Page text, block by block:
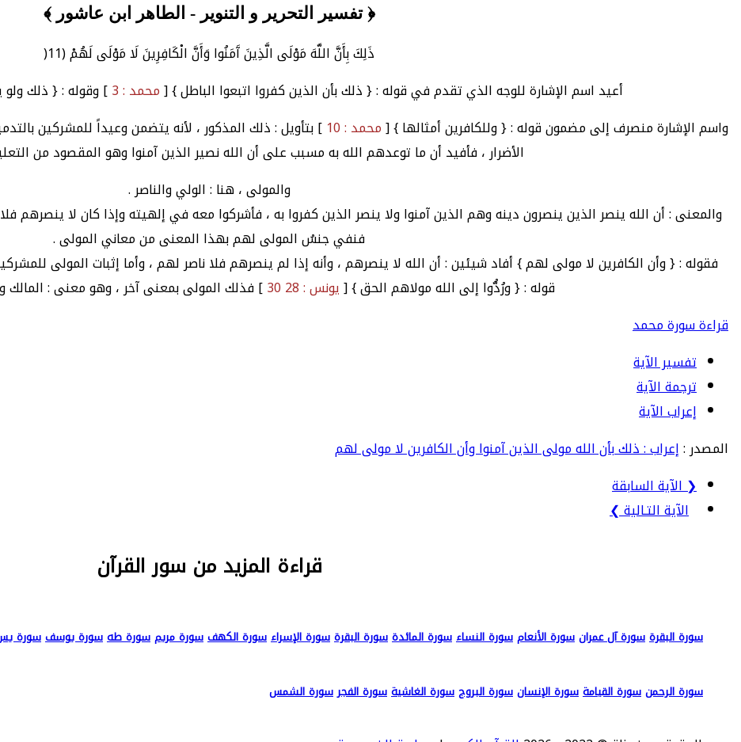
﴿ تفسير التحرير و التنوير - الطاهر ابن عاشور ﴾
ذَلِكَ بِأَنَّ اللَّهَ مَوْلَى الَّذِينَ آَمَنُوا وَأَنَّ الْكَافِرِينَ لَا مَوْلَى لَهُمْ (11(
أعيد اسم الإشارة للوجه الذي تقدم في قوله : { ذلك بأن الذين كفروا اتبعوا الباطل } [محمد : 3 ] وقوله : { ذلك ولو
واسم الإشارة منصرف إلى مضمون قوله : { وللكافرين أمثالها } [محمد : 10
] بتأويل : ذلك المذكور ، لأنه يتضمن وعيداً للمشركين
الأضرار ، فأفيد أن ما توعدهم الله به مسبب على أن الله نصير الذين آمنوا وهو المقصود من
والمولى ، هنا : الولي والناصر .
والمعنى : أن الله ينصر الذين ينصرون دينه وهم الذين آمنوا ولا ينصر الذين كفروا به ، فأشركوا معه في إلهيته وإذا كان لا ينصرهم
فنفي جنسُ المولى لهم بهذا المعنى من معاني المولى .
فقوله : { وأن الكافرين لا مولى لهم } أفاد شيئين : أن الله لا ينصرهم ، وأنه إذا لم ينصرهم فلا ناصر لهم ، وأما إثبات المولى
قوله : { ورُدُّوا إلى الله مولاهم الحق } [يونس : 28 30
] فذلك المولى بمعنى آخر ، وهو معنى : المالك
قراءة سورة محمد
تفسير الآية
ترجمة الآية
إعراب الآية
المصدر :إعراب : ذلك بأن الله مولى الذين آمنوا وأن الكافرين لا مولى لهم
❮ الآية السابقة
الآية التـالية ❯
قراءة المزيد من سور القرآن
سورة البقرة سورة آل عمران سورة الأنعام سورة النساء سورة المائدة سورة البقرة سورة الإسراء سورة الكهف سورة مريم سورة طه سورة يوسفسورة
سورة الرحمن سورة القيامة سورة الإنسان سورة البروج سورة الغاشية سورة الفجر سورة الشمس